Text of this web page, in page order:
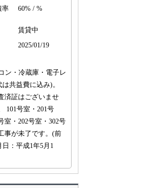
率 60% / %
賃貸中
2025/01/19
ン・冷蔵庫・電子レ
共益費に込み)。
証はございませ
101号室・201号
室・202号室・302号
事が未了です。(前
：平成1年5月1